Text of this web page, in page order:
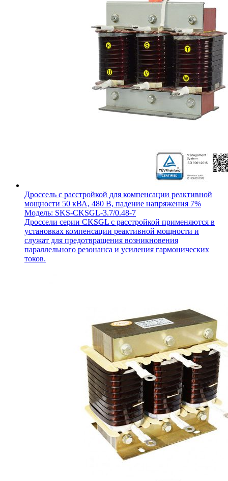
Дроссель с расстройкой для компенсации реактивной
мощности 50 кВА, 480 В, падение напряжения 7%
Модель: SKS-CKSGL-3.7/0.48-7
Дроссели серии CKSGL с расстройкой применяются в
установках компенсации реактивной мощности и
служат для предотвращения возникновения
параллельного резонанса и усиления гармонических
токов.